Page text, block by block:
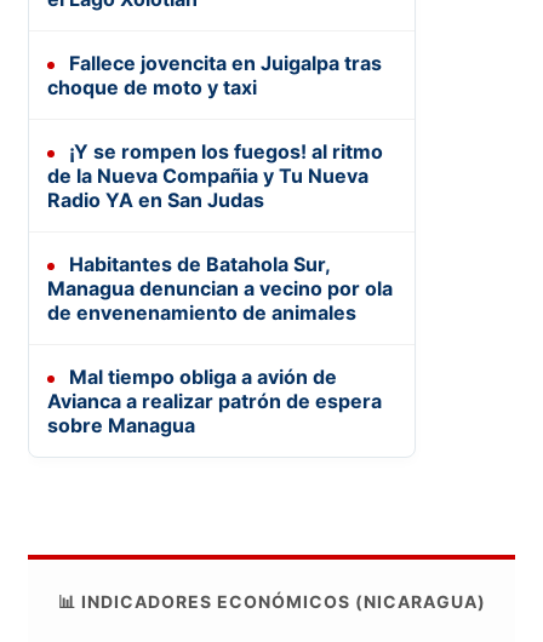
Fallece jovencita en Juigalpa tras
choque de moto y taxi
¡Y se rompen los fuegos! al ritmo
de la Nueva Compañia y Tu Nueva
Radio YA en San Judas
Habitantes de Batahola Sur,
Managua denuncian a vecino por ola
de envenenamiento de animales
Mal tiempo obliga a avión de
Avianca a realizar patrón de espera
sobre Managua
📊 INDICADORES ECONÓMICOS (NICARAGUA)